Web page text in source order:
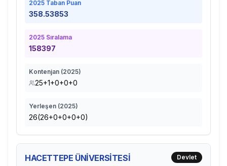
2025 Taban Puan
358.53853
2025 Sıralama
158397
Kontenjan (2025)
25+1+0+0+0
Yerleşen (2025)
26(26+0+0+0+0)
HACETTEPE ÜNİVERSİTESİ Devlet